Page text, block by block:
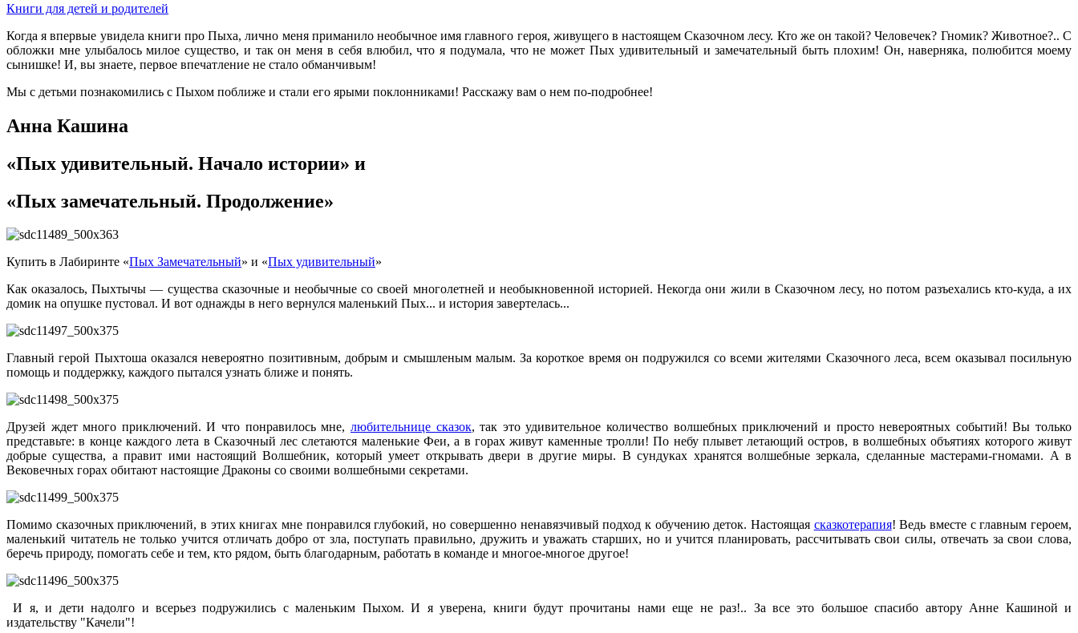
Книги для детей и родителей
Когда я впервые увидела книги про Пыха, лично меня приманило необычное имя главного героя, живущего в настоящем Сказочном лесу. Кто же он такой? Человечек? Гномик? Животное?.. С
обложки мне улыбалось милое существо, и так он меня в себя влюбил, что я подумала, что не может Пых удивительный и замечательный быть плохим! Он, наверняка, полюбится моему
сынишке! И, вы знаете, первое впечатление не стало обманчивым!
Мы с детьми познакомились с Пыхом поближе и стали его ярыми поклонниками! Расскажу вам о нем по-подробнее!
Анна Кашина
«Пых удивительный. Начало истории» и
«Пых замечательный. Продолжение»
Купить в Лабиринте «Пых Замечательный» и «Пых удивительный»
Как оказалось, Пыхтычы — существа сказочные и необычные со своей многолетней и необыкновенной историей. Некогда они жили в Сказочном лесу, но потом разъехались кто-куда, а их
домик на опушке пустовал. И вот однажды в него вернулся маленький Пых... и история завертелась...
Главный герой Пыхтоша оказался невероятно позитивным, добрым и смышленым малым. За короткое время он подружился со всеми жителями Сказочного леса, всем оказывал посильную
помощь и поддержку, каждого пытался узнать ближе и понять.
Друзей ждет много приключений. И что понравилось мне, любительнице сказок, так это удивительное количество волшебных приключений и просто невероятных событий! Вы только
представьте: в конце каждого лета в Сказочный лес слетаются маленькие Феи, а в горах живут каменные тролли! По небу плывет летающий остров, в волшебных объятиях которого живут
добрые существа, а правит ими настоящий Волшебник, который умеет открывать двери в другие миры. В сундуках хранятся волшебные зеркала, сделанные мастерами-гномами. А в
Вековечных горах обитают настоящие Драконы со своими волшебными секретами.
Помимо сказочных приключений, в этих книгах мне понравился глубокий, но совершенно ненавязчивый подход к обучению деток. Настоящая сказкотерапия! Ведь вместе с главным героем,
маленький читатель не только учится отличать добро от зла, поступать правильно, дружить и уважать старших, но и учится планировать, рассчитывать свои силы, отвечать за свои слова,
беречь природу, помогать себе и тем, кто рядом, быть благодарным, работать в команде и многое-многое другое!
И я, и дети надолго и всерьез подружились с маленьким Пыхом. И я уверена, книги будут прочитаны нами еще не раз!.. За все это большое спасибо автору Анне Кашиной и
издательству "Качели"!